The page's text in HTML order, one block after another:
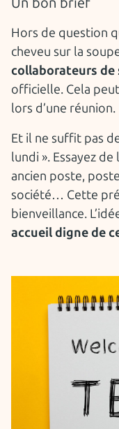
Hors de question
cheveu sur la
collaborateurs de
officielle. Cela
lors d’une réunion.
Et il ne suffit pas
lundi ». Essayez
ancien poste,
société… Cette
bienveillance.
accueil digne de